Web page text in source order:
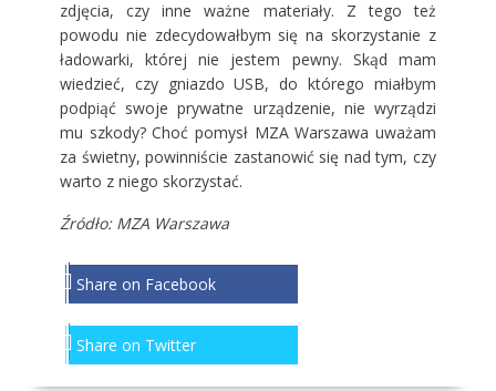
zdjęcia, czy inne ważne materiały. Z tego też
powodu nie zdecydowałbym się na skorzystanie z
ładowarki, której nie jestem pewny. Skąd mam
wiedzieć, czy gniazdo USB, do którego miałbym
podpiąć swoje prywatne urządzenie, nie wyrządzi
mu szkody? Choć pomysł MZA Warszawa uważam
za świetny, powinniście zastanowić się nad tym, czy
warto z niego skorzystać.
Źródło: MZA Warszawa
Share on Facebook
Share on Twitter